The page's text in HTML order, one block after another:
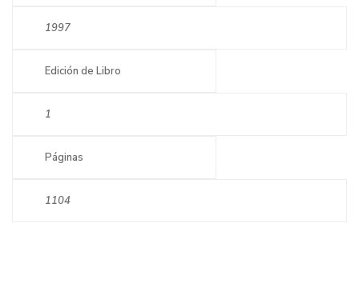
1997
Edición de Libro
1
Páginas
1104